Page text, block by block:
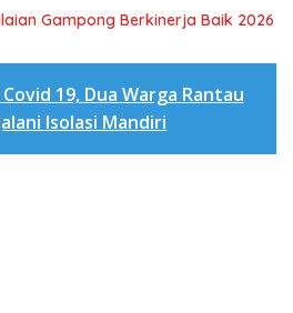
Gampong Berkinerja Baik 2026
19, Dua Warga Rantau
Isolasi Mandiri